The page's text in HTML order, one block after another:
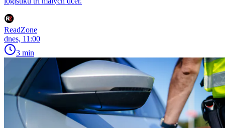
ReadZone
dnes, 11:00
3 min